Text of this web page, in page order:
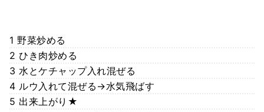
1 野菜炒める
2 ひき肉炒める
3 水とケチャップ入れ混ぜる
4 ルウ入れて混ぜる→水気飛ばす
5 出来上がり★